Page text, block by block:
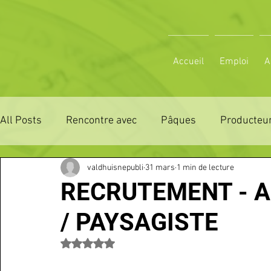
Accueil Emploi
All Posts Rencontre avec Pâques
ZONE DE DISTRIBUTION 28 ZONE DE
3 JOURS LA FERTE COMICE AGRICOLE
RECRUTEMENT -
/ PAYSAGISTE
valdhuisnepubli 31 mars 1 min de lecture
Noté NaN étoiles sur 5.